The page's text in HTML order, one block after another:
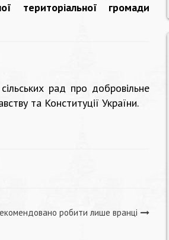
територіальної громади
рад про добровільне
та Конституції України.
робити лише вранці